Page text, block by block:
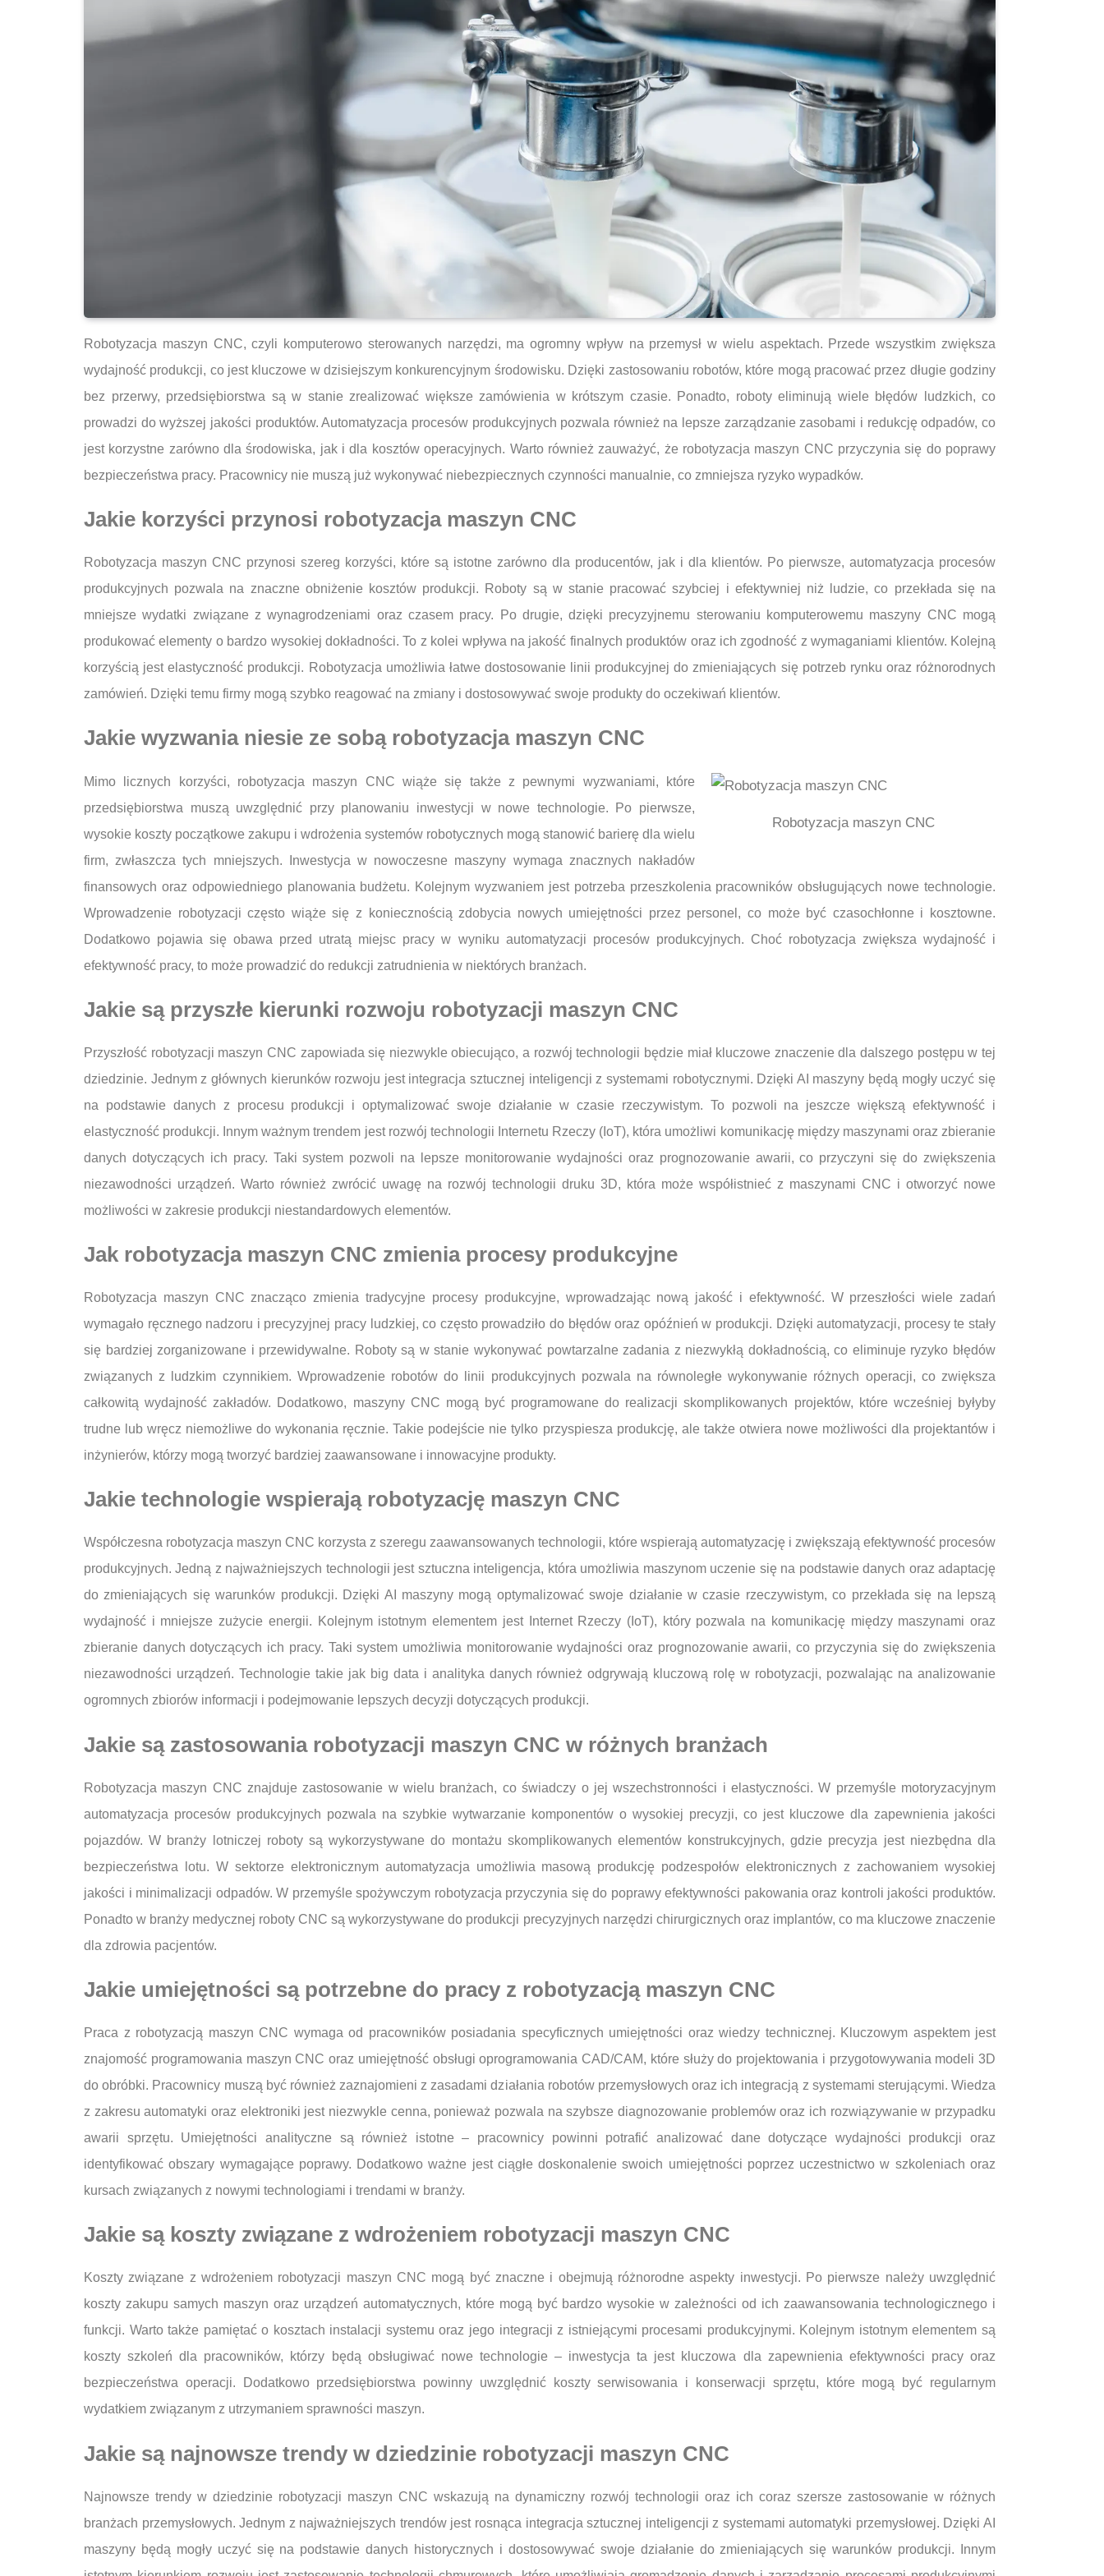
Robotyzacja maszyn CNC, czyli komputerowo sterowanych narzędzi, ma ogromny wpływ na przemysł w wielu aspektach. Przede wszystkim zwiększa
wydajność produkcji, co jest kluczowe w dzisiejszym konkurencyjnym środowisku. Dzięki zastosowaniu robotów, które mogą pracować przez długie godziny
bez przerwy, przedsiębiorstwa są w stanie zrealizować większe zamówienia w krótszym czasie. Ponadto, roboty eliminują wiele błędów ludzkich, co
prowadzi do wyższej jakości produktów. Automatyzacja procesów produkcyjnych pozwala również na lepsze zarządzanie zasobami i redukcję odpadów, co
jest korzystne zarówno dla środowiska, jak i dla kosztów operacyjnych. Warto również zauważyć, że robotyzacja maszyn CNC przyczynia się do poprawy
bezpieczeństwa pracy. Pracownicy nie muszą już wykonywać niebezpiecznych czynności manualnie, co zmniejsza ryzyko wypadków.
Jakie korzyści przynosi robotyzacja maszyn CNC
Robotyzacja maszyn CNC przynosi szereg korzyści, które są istotne zarówno dla producentów, jak i dla klientów. Po pierwsze, automatyzacja procesów
produkcyjnych pozwala na znaczne obniżenie kosztów produkcji. Roboty są w stanie pracować szybciej i efektywniej niż ludzie, co przekłada się na
mniejsze wydatki związane z wynagrodzeniami oraz czasem pracy. Po drugie, dzięki precyzyjnemu sterowaniu komputerowemu maszyny CNC mogą
produkować elementy o bardzo wysokiej dokładności. To z kolei wpływa na jakość finalnych produktów oraz ich zgodność z wymaganiami klientów. Kolejną
korzyścią jest elastyczność produkcji. Robotyzacja umożliwia łatwe dostosowanie linii produkcyjnej do zmieniających się potrzeb rynku oraz różnorodnych
zamówień. Dzięki temu firmy mogą szybko reagować na zmiany i dostosowywać swoje produkty do oczekiwań klientów.
Jakie wyzwania niesie ze sobą robotyzacja maszyn CNC
Robotyzacja maszyn CNC
Mimo licznych korzyści, robotyzacja maszyn CNC wiąże się także z pewnymi wyzwaniami, które
przedsiębiorstwa muszą uwzględnić przy planowaniu inwestycji w nowe technologie. Po pierwsze,
wysokie koszty początkowe zakupu i wdrożenia systemów robotycznych mogą stanowić barierę dla wielu
firm, zwłaszcza tych mniejszych. Inwestycja w nowoczesne maszyny wymaga znacznych nakładów
finansowych oraz odpowiedniego planowania budżetu. Kolejnym wyzwaniem jest potrzeba przeszkolenia pracowników obsługujących nowe technologie.
Wprowadzenie robotyzacji często wiąże się z koniecznością zdobycia nowych umiejętności przez personel, co może być czasochłonne i kosztowne.
Dodatkowo pojawia się obawa przed utratą miejsc pracy w wyniku automatyzacji procesów produkcyjnych. Choć robotyzacja zwiększa wydajność i
efektywność pracy, to może prowadzić do redukcji zatrudnienia w niektórych branżach.
Jakie są przyszłe kierunki rozwoju robotyzacji maszyn CNC
Przyszłość robotyzacji maszyn CNC zapowiada się niezwykle obiecująco, a rozwój technologii będzie miał kluczowe znaczenie dla dalszego postępu w tej
dziedzinie. Jednym z głównych kierunków rozwoju jest integracja sztucznej inteligencji z systemami robotycznymi. Dzięki AI maszyny będą mogły uczyć się
na podstawie danych z procesu produkcji i optymalizować swoje działanie w czasie rzeczywistym. To pozwoli na jeszcze większą efektywność i
elastyczność produkcji. Innym ważnym trendem jest rozwój technologii Internetu Rzeczy (IoT), która umożliwi komunikację między maszynami oraz zbieranie
danych dotyczących ich pracy. Taki system pozwoli na lepsze monitorowanie wydajności oraz prognozowanie awarii, co przyczyni się do zwiększenia
niezawodności urządzeń. Warto również zwrócić uwagę na rozwój technologii druku 3D, która może współistnieć z maszynami CNC i otworzyć nowe
możliwości w zakresie produkcji niestandardowych elementów.
Jak robotyzacja maszyn CNC zmienia procesy produkcyjne
Robotyzacja maszyn CNC znacząco zmienia tradycyjne procesy produkcyjne, wprowadzając nową jakość i efektywność. W przeszłości wiele zadań
wymagało ręcznego nadzoru i precyzyjnej pracy ludzkiej, co często prowadziło do błędów oraz opóźnień w produkcji. Dzięki automatyzacji, procesy te stały
się bardziej zorganizowane i przewidywalne. Roboty są w stanie wykonywać powtarzalne zadania z niezwykłą dokładnością, co eliminuje ryzyko błędów
związanych z ludzkim czynnikiem. Wprowadzenie robotów do linii produkcyjnych pozwala na równoległe wykonywanie różnych operacji, co zwiększa
całkowitą wydajność zakładów. Dodatkowo, maszyny CNC mogą być programowane do realizacji skomplikowanych projektów, które wcześniej byłyby
trudne lub wręcz niemożliwe do wykonania ręcznie. Takie podejście nie tylko przyspiesza produkcję, ale także otwiera nowe możliwości dla projektantów i
inżynierów, którzy mogą tworzyć bardziej zaawansowane i innowacyjne produkty.
Jakie technologie wspierają robotyzację maszyn CNC
Współczesna robotyzacja maszyn CNC korzysta z szeregu zaawansowanych technologii, które wspierają automatyzację i zwiększają efektywność procesów
produkcyjnych. Jedną z najważniejszych technologii jest sztuczna inteligencja, która umożliwia maszynom uczenie się na podstawie danych oraz adaptację
do zmieniających się warunków produkcji. Dzięki AI maszyny mogą optymalizować swoje działanie w czasie rzeczywistym, co przekłada się na lepszą
wydajność i mniejsze zużycie energii. Kolejnym istotnym elementem jest Internet Rzeczy (IoT), który pozwala na komunikację między maszynami oraz
zbieranie danych dotyczących ich pracy. Taki system umożliwia monitorowanie wydajności oraz prognozowanie awarii, co przyczynia się do zwiększenia
niezawodności urządzeń. Technologie takie jak big data i analityka danych również odgrywają kluczową rolę w robotyzacji, pozwalając na analizowanie
ogromnych zbiorów informacji i podejmowanie lepszych decyzji dotyczących produkcji.
Jakie są zastosowania robotyzacji maszyn CNC w różnych branżach
Robotyzacja maszyn CNC znajduje zastosowanie w wielu branżach, co świadczy o jej wszechstronności i elastyczności. W przemyśle motoryzacyjnym
automatyzacja procesów produkcyjnych pozwala na szybkie wytwarzanie komponentów o wysokiej precyzji, co jest kluczowe dla zapewnienia jakości
pojazdów. W branży lotniczej roboty są wykorzystywane do montażu skomplikowanych elementów konstrukcyjnych, gdzie precyzja jest niezbędna dla
bezpieczeństwa lotu. W sektorze elektronicznym automatyzacja umożliwia masową produkcję podzespołów elektronicznych z zachowaniem wysokiej
jakości i minimalizacji odpadów. W przemyśle spożywczym robotyzacja przyczynia się do poprawy efektywności pakowania oraz kontroli jakości produktów.
Ponadto w branży medycznej roboty CNC są wykorzystywane do produkcji precyzyjnych narzędzi chirurgicznych oraz implantów, co ma kluczowe znaczenie
dla zdrowia pacjentów.
Jakie umiejętności są potrzebne do pracy z robotyzacją maszyn CNC
Praca z robotyzacją maszyn CNC wymaga od pracowników posiadania specyficznych umiejętności oraz wiedzy technicznej. Kluczowym aspektem jest
znajomość programowania maszyn CNC oraz umiejętność obsługi oprogramowania CAD/CAM, które służy do projektowania i przygotowywania modeli 3D
do obróbki. Pracownicy muszą być również zaznajomieni z zasadami działania robotów przemysłowych oraz ich integracją z systemami sterującymi. Wiedza
z zakresu automatyki oraz elektroniki jest niezwykle cenna, ponieważ pozwala na szybsze diagnozowanie problemów oraz ich rozwiązywanie w przypadku
awarii sprzętu. Umiejętności analityczne są również istotne – pracownicy powinni potrafić analizować dane dotyczące wydajności produkcji oraz
identyfikować obszary wymagające poprawy. Dodatkowo ważne jest ciągłe doskonalenie swoich umiejętności poprzez uczestnictwo w szkoleniach oraz
kursach związanych z nowymi technologiami i trendami w branży.
Jakie są koszty związane z wdrożeniem robotyzacji maszyn CNC
Koszty związane z wdrożeniem robotyzacji maszyn CNC mogą być znaczne i obejmują różnorodne aspekty inwestycji. Po pierwsze należy uwzględnić
koszty zakupu samych maszyn oraz urządzeń automatycznych, które mogą być bardzo wysokie w zależności od ich zaawansowania technologicznego i
funkcji. Warto także pamiętać o kosztach instalacji systemu oraz jego integracji z istniejącymi procesami produkcyjnymi. Kolejnym istotnym elementem są
koszty szkoleń dla pracowników, którzy będą obsługiwać nowe technologie – inwestycja ta jest kluczowa dla zapewnienia efektywności pracy oraz
bezpieczeństwa operacji. Dodatkowo przedsiębiorstwa powinny uwzględnić koszty serwisowania i konserwacji sprzętu, które mogą być regularnym
wydatkiem związanym z utrzymaniem sprawności maszyn.
Jakie są najnowsze trendy w dziedzinie robotyzacji maszyn CNC
Najnowsze trendy w dziedzinie robotyzacji maszyn CNC wskazują na dynamiczny rozwój technologii oraz ich coraz szersze zastosowanie w różnych
branżach przemysłowych. Jednym z najważniejszych trendów jest rosnąca integracja sztucznej inteligencji z systemami automatyki przemysłowej. Dzięki AI
maszyny będą mogły uczyć się na podstawie danych historycznych i dostosowywać swoje działanie do zmieniających się warunków produkcji. Innym